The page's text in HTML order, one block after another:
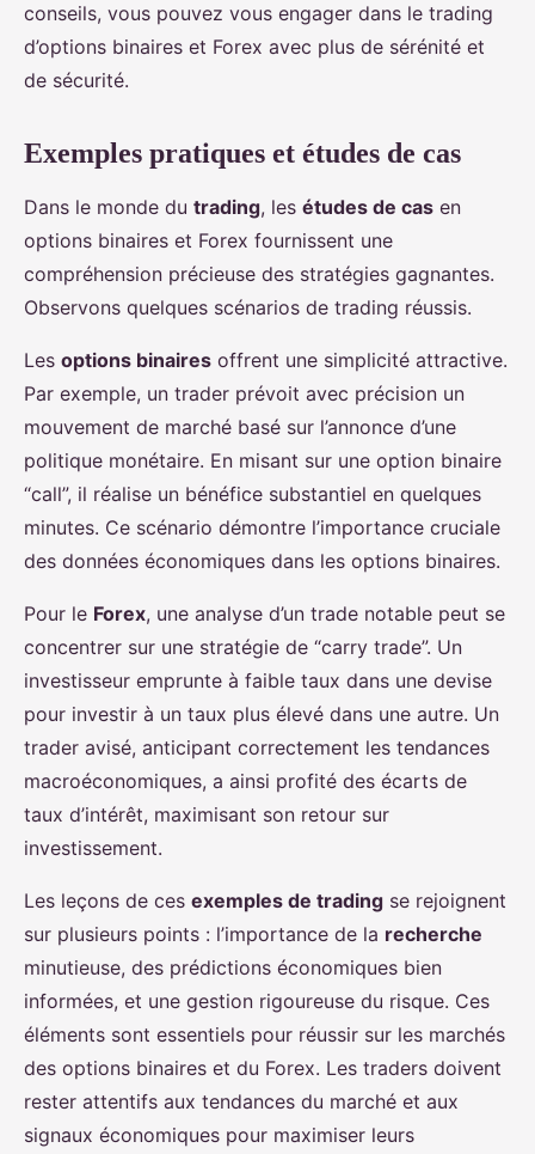
conseils, vous pouvez vous engager dans le trading
d’options binaires et Forex avec plus de sérénité et
de sécurité.
Exemples pratiques et études de cas
Dans le monde du trading, les études de cas en
options binaires et Forex fournissent une
compréhension précieuse des stratégies gagnantes.
Observons quelques scénarios de trading réussis.
Les options binaires offrent une simplicité attractive.
Par exemple, un trader prévoit avec précision un
mouvement de marché basé sur l’annonce d’une
politique monétaire. En misant sur une option binaire
“call”, il réalise un bénéfice substantiel en quelques
minutes. Ce scénario démontre l’importance cruciale
des données économiques dans les options binaires.
Pour le Forex, une analyse d’un trade notable peut se
concentrer sur une stratégie de “carry trade”. Un
investisseur emprunte à faible taux dans une devise
pour investir à un taux plus élevé dans une autre. Un
trader avisé, anticipant correctement les tendances
macroéconomiques, a ainsi profité des écarts de
taux d’intérêt, maximisant son retour sur
investissement.
Les leçons de ces exemples de trading se rejoignent
sur plusieurs points : l’importance de la recherche
minutieuse, des prédictions économiques bien
informées, et une gestion rigoureuse du risque. Ces
éléments sont essentiels pour réussir sur les marchés
des options binaires et du Forex. Les traders doivent
rester attentifs aux tendances du marché et aux
signaux économiques pour maximiser leurs